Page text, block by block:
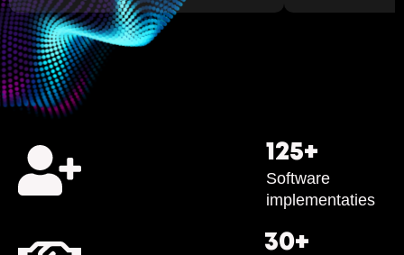
Software
implementaties
125+
30+